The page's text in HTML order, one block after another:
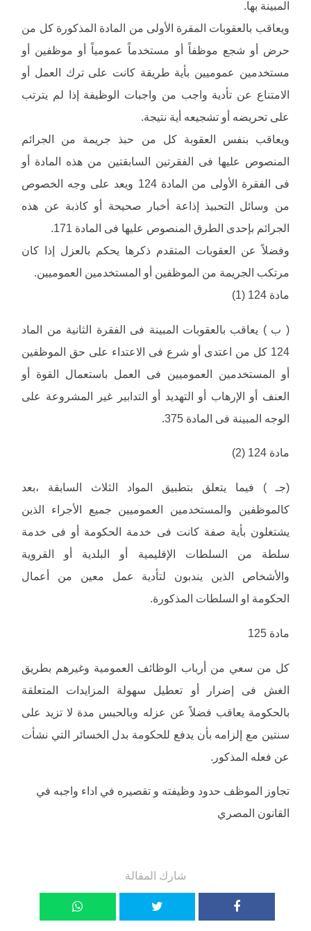
المبينة بها.
ويعاقب بالعقوبات المقرة الأولى من المادة المذكورة كل من
حرض أو شجع موظفاً أو مستخدماً عمومياً أو موظفين أو
مستخدمين عموميين بأية طريقة كانت على ترك العمل أو
الامتناع عن تأدية واجب من واجبات الوظيفة إذا لم يترتب
على تحريضه أو تشجيعه أية نتيجة.
ويعاقب بنفس العقوبة كل من حبذ جريمة من الجرائم
المنصوص عليها فى الفقرتين السابقتين من هذه المادة أو
فى الفقرة الأولى من المادة 124 ويعد على وجه الخصوص
من وسائل التحبيذ إذاعة أخبار صحيحة أو كاذبة عن هذه
الجرائم بإحدى الطرق المنصوص عليها فى المادة 171.
وفضلاً عن العقوبات المتقدم ذكرها يحكم بالعزل إذا كان
مرتكب الجريمة من الموظفين أو المستخدمين العموميين.
مادة 124 (1)
( ب ) يعاقب بالعقوبات المبينة فى الفقرة الثانية من الماد
124 كل من اعتدى أو شرع فى الاعتداء على حق الموظفين
أو المستخدمين العموميين فى العمل باستعمال القوة أو
العنف أو الإرهاب أو التهديد أو التدابير غير المشروعة على
الوجه المبينة فى المادة 375.
مادة 124 (2)
(جـ ) فيما يتعلق بتطبيق المواد الثلاث السابقة ،بعد
كالموظفين والمستخدمين العموميين جميع الأجراء الذين
يشتغلون بأية صفة كانت فى خدمة الحكومة أو فى خدمة
سلطة من السلطات الإقليمية أو البلدية أو القروية
والأشخاص الذين يندبون لتأدية عمل معين من أعمال
الحكومة او السلطات المذكورة.
مادة 125
كل من سعي من أرباب الوظائف العمومية وغيرهم بطريق
الغش فى إضرار أو تعطيل سهولة المزايدات المتعلقة
بالحكومة يعاقب فضلاً عن عزله وبالحبس مدة لا تزيد على
سنتين مع إلزامه بأن يدفع للحكومة بدل الخسائر التي نشأت
عن فعله المذكور.
تجاوز الموظف حدود وظيفته و تقصيره في اداء واجبه في
القانون المصري
شارك المقالة